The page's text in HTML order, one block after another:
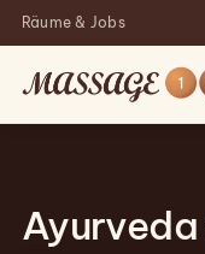
Räume & Jobs
Ayurveda